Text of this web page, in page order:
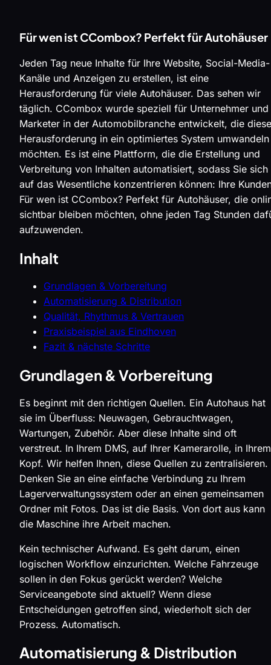
Für wen ist CCombox? Perfekt für Autohäuser
Jeden Tag neue Inhalte für Ihre Website, Social-Media-
Kanäle und Anzeigen zu erstellen, ist eine
Herausforderung für viele Autohäuser. Das sehen wir
täglich. CCombox wurde speziell für Unternehmer und
Marketer in der Automobilbranche entwickelt, die diese
Herausforderung in ein optimiertes System umwandeln
möchten. Es ist eine Plattform, die die Erstellung und
Verbreitung von Inhalten automatisiert, sodass Sie sich
auf das Wesentliche konzentrieren können: Ihre
Für wen ist CCombox? Perfekt für Autohäuser, die
sichtbar bleiben möchten, ohne jeden Tag Stunden
aufzuwenden.
Inhalt
Grundlagen & Vorbereitung
Automatisierung & Distribution
Qualität, Rhythmus & Vertrauen
Praxisbeispiel aus Eindhoven
Fazit & nächste Schritte
Grundlagen & Vorbereitung
Es beginnt mit den richtigen Quellen. Ein Autohaus hat
sie im Überfluss: Neuwagen, Gebrauchtwagen,
Wartungen, Zubehör. Aber diese Inhalte sind oft
verstreut. In Ihrem DMS, auf Ihrer Kamerarolle, in Ihrem
Kopf. Wir helfen Ihnen, diese Quellen zu zentralisieren.
Denken Sie an eine einfache Verbindung zu Ihrem
Lagerverwaltungssystem oder an einen gemeinsamen
Ordner mit Fotos. Das ist die Basis. Von dort aus kann
die Maschine ihre Arbeit machen.
Kein technischer Aufwand. Es geht darum, einen
logischen Workflow einzurichten. Welche Fahrzeuge
sollen in den Fokus gerückt werden? Welche
Serviceangebote sind aktuell? Wenn diese
Entscheidungen getroffen sind, wiederholt sich der
Prozess. Automatisch.
Automatisierung & Distribution